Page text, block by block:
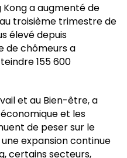
Kong a augmenté de
troisième trimestre de
élevé depuis
de chômeurs a
155 600
et au Bien-être, a
et les
de peser sur le
expansion continue
certains secteurs,